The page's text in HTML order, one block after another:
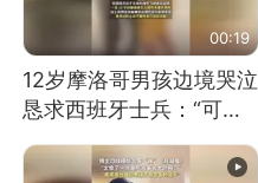
00:19
12岁摩洛哥男孩边境哭泣
恳求西班牙士兵：“可不
可以不要把我遣返回国”